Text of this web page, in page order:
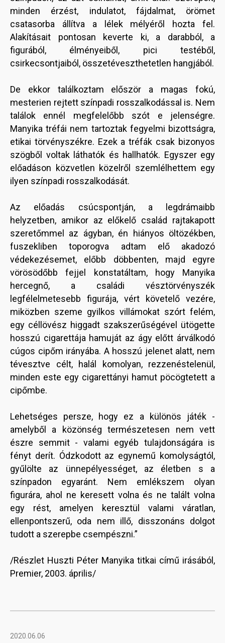
minden érzést, indulatot, fájdalmat, örömet
csatasorba állítva a lélek mélyéről hozta fel.
Alakításait pontosan keverte ki, a darabból, a
figurából, élményeiből, pici testéből,
csirkecsontjaiból, összetéveszthetetlen hangjából.
De ekkor találkoztam először a magas fokú,
mesterien rejtett színpadi rosszalkodással is. Nem
találok ennél megfelelőbb szót e jelenségre.
Manyika tréfái nem tartoztak fegyelmi bizottságra,
etikai törvényszékre. Ezek a tréfák csak bizonyos
szögből voltak láthatók és hallhatók. Egyszer egy
előadáson közvetlen közelről szemlélhettem egy
ilyen színpadi rosszalkodását.
Az előadás csúcspontján, a legdrámaibb
helyzetben, amikor az előkelő család rajtakapott
szeretőmmel az ágyban, én hiányos öltözékben,
fuszekliben toporogva adtam elő akadozó
védekezésemet, előbb döbbenten, majd egyre
vörösödőbb fejjel konstatáltam, hogy Manyika
hercegnő, a családi vésztörvényszék
legfélelmetesebb figurája, vért követelő vezére,
miközben szeme gyilkos villámokat szórt felém,
egy céllövész higgadt szakszerűségével ütögette
hosszú cigarettája hamuját az ágy előtt árválkodó
cúgos cipőm irányába. A hosszú jelenet alatt, nem
tévesztve célt, halál komolyan, rezzenéstelenül,
minden este egy cigarettányi hamut pöcögtetett a
cipőmbe.
Lehetséges persze, hogy ez a különös játék -
amelyből a közönség természetesen nem vett
észre semmit - valami egyéb tulajdonságára is
fényt derít. Ódzkodott az egynemű komolyságtól,
gyűlölte az ünnepélyességet, az életben s a
színpadon egyaránt. Nem emlékszem olyan
figurára, ahol ne keresett volna és ne talált volna
egy rést, amelyen keresztül valami váratlan,
ellenpontszerű, oda nem illő, disszonáns dolgot
tudott a szerepbe csempészni.”
/Részlet Huszti Péter Manyika titkai című irásából,
Premier, 2003. április/
2020.06.06